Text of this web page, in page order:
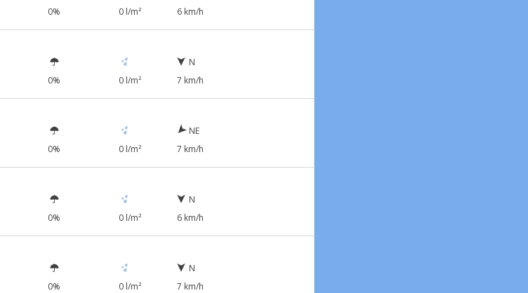
0% 0 l/m²
6 km/h
0% 0 l/m²
N
7 km/h
0% 0 l/m²
NE
7 km/h
0% 0 l/m²
N
6 km/h
0% 0 l/m²
N
7 km/h